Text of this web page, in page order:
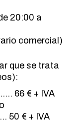
20:00 a
comercial)
que se trata
66 € + IVA
50 € + IVA